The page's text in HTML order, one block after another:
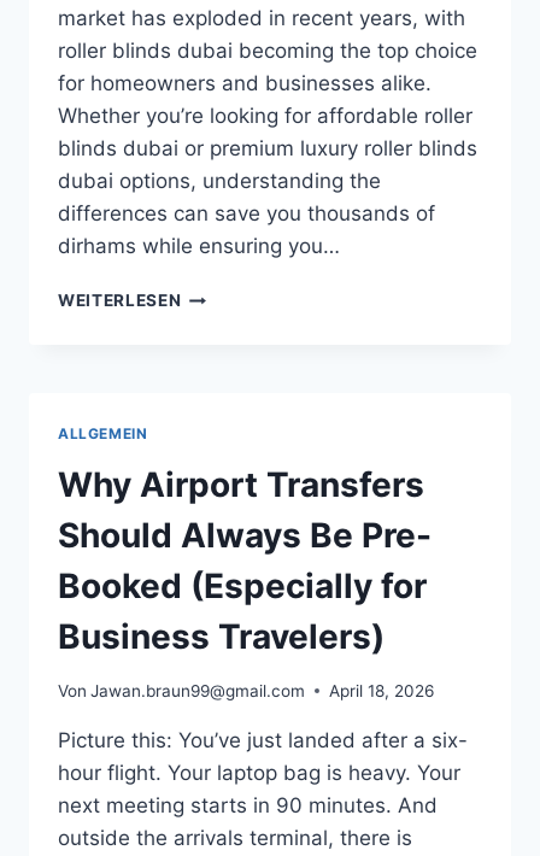
market has exploded in recent years, with
roller blinds dubai becoming the top choice
for homeowners and businesses alike.
Whether you’re looking for affordable roller
blinds dubai or premium luxury roller blinds
dubai options, understanding the
differences can save you thousands of
dirhams while ensuring you…
WEITERLESEN AFFORDABLE
COMPLETE
COMPARISON
GUIDE
2026
ALLGEMEIN
Why Airport Transfers
Should Always Be Pre-
Booked (Especially for
Business Travelers)
Von Jawan.braun99@gmail.com April 18, 2026
Picture this: You’ve just landed after a six-
hour flight. Your laptop bag is heavy. Your
next meeting starts in 90 minutes. And
outside the arrivals terminal, there is